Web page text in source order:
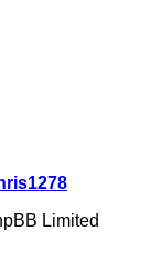
Limited